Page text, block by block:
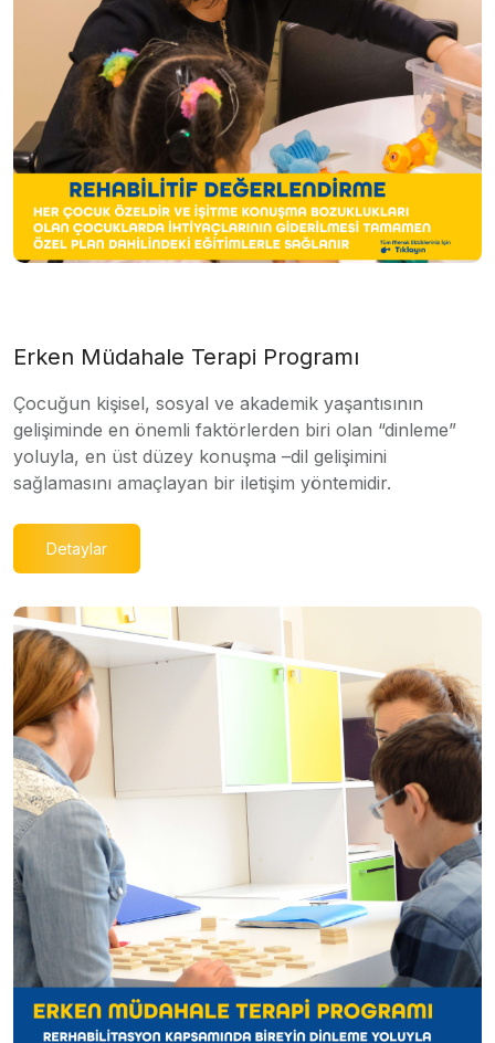
Erken Müdahale Terapi Programı
Çocuğun kişisel, sosyal ve akademik yaşantısının
gelişiminde en önemli faktörlerden biri olan “dinleme”
yoluyla, en üst düzey konuşma –dil gelişimini
sağlamasını amaçlayan bir iletişim yöntemidir.
Detaylar